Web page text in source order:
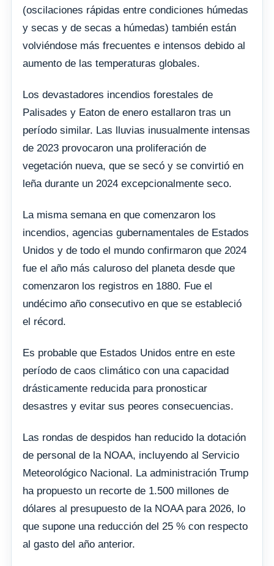
(oscilaciones rápidas entre condiciones húmedas
y secas y de secas a húmedas) también están
volviéndose más frecuentes e intensos debido al
aumento de las temperaturas globales.
Los devastadores incendios forestales de
Palisades y Eaton de enero estallaron tras un
período similar. Las lluvias inusualmente intensas
de 2023 provocaron una proliferación de
vegetación nueva, que se secó y se convirtió en
leña durante un 2024 excepcionalmente seco.
La misma semana en que comenzaron los
incendios, agencias gubernamentales de Estados
Unidos y de todo el mundo confirmaron que 2024
fue el año más caluroso del planeta desde que
comenzaron los registros en 1880. Fue el
undécimo año consecutivo en que se estableció
el récord.
Es probable que Estados Unidos entre en este
período de caos climático con una capacidad
drásticamente reducida para pronosticar
desastres y evitar sus peores consecuencias.
Las rondas de despidos han reducido la dotación
de personal de la NOAA, incluyendo al Servicio
Meteorológico Nacional. La administración Trump
ha propuesto un recorte de 1.500 millones de
dólares al presupuesto de la NOAA para 2026, lo
que supone una reducción del 25 % con respecto
al gasto del año anterior.